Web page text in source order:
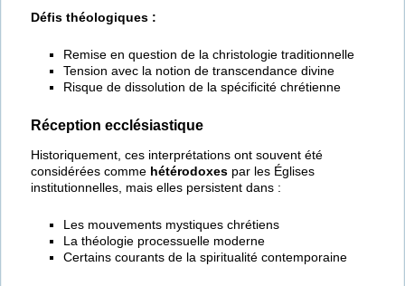
Défis théologiques :
Remise en question de la christologie traditionnelle
Tension avec la notion de transcendance divine
Risque de dissolution de la spécificité chrétienne
Réception ecclésiastique
Historiquement, ces interprétations ont souvent été
considérées comme hétérodoxes par les Églises
institutionnelles, mais elles persistent dans :
Les mouvements mystiques chrétiens
La théologie processuelle moderne
Certains courants de la spiritualité contemporaine